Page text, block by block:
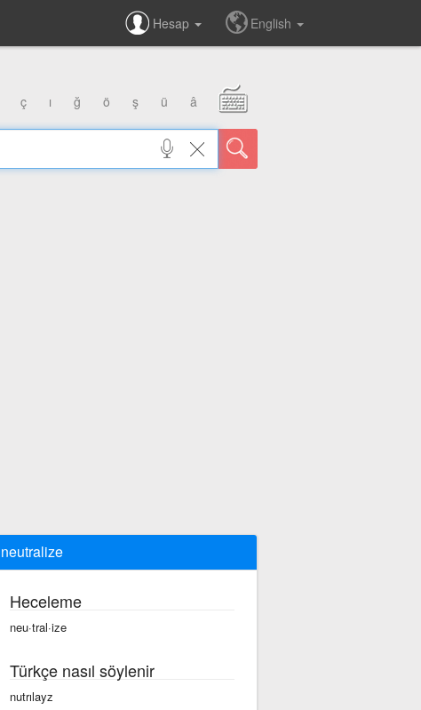
Hesap English
ç ı ğ ö ş ü â
neutralize
Heceleme
neu·tral·ize
Türkçe nasıl söylenir
nutrılayz